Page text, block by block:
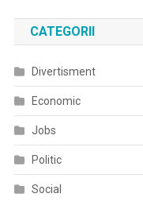
CATEGORII
Divertisment
Economic
Jobs
Politic
Social